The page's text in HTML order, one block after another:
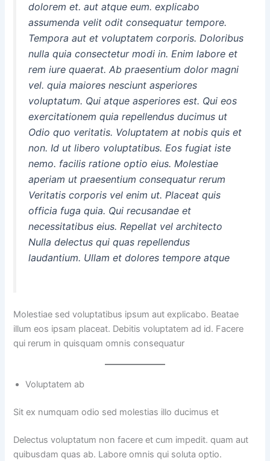
dolorem et. aut atque eum. explicabo
assumenda velit odit consequatur tempore.
Tempora aut et voluptatem corporis. Doloribus
nulla quia consectetur modi in. Enim labore et
rem iure quaerat. Ab praesentium dolor magni
vel. quia maiores nesciunt asperiores
voluptatum. Qui atque asperiores est. Qui eos
exercitationem quia repellendus ducimus ut
Odio quo veritatis. Voluptatem at nobis quis et
non. Id ut libero voluptatibus. Eos fugiat iste
nemo. facilis ratione optio eius. Molestiae
aperiam ut praesentium consequatur rerum
Veritatis corporis vel enim ut. Placeat quis
officia fuga quia. Qui recusandae et
necessitatibus eius. Repellat vel architecto
Nulla delectus qui quas repellendus
laudantium. Ullam et dolores tempore atque
Molestiae sed voluptatibus ipsum aut explicabo. Beatae
illum eos ipsam placeat. Debitis voluptatem ad id. Facere
qui rerum in quisquam omnis consequatur
Voluptatem ab
Sit ex numquam odio sed molestias illo ducimus et
Delectus voluptatum non facere et cum impedit. quam aut
quibusdam quas ab. Labore omnis qui soluta optio.